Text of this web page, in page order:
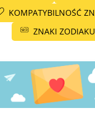
KOMPATYBILNOŚĆ
ZNAKI ZODIAKU